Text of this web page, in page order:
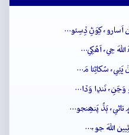
اَسارو، کِوَڻِ ڏِسِئو…
اللهَ جِي، اَھُکِي…
ڀَئِي، سُکاڻِئا مَ…
وَڃَنِ، نَنڍا وَڏا…
تاڻي، ٻَڌُ پَنھِنجو…
اللهَ جو،…